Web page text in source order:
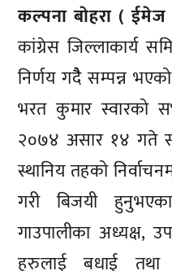
कल्पना बाेहरा (
कांग्रेस जिल्लाकार्य
निर्णय गदैैै सम्पन्न
भरत कुमार स्वारको
२०७४ असार १४ गते
स्थानिय तहको
गरी बिजयी
गाउपालीका अध्यक्ष,
हरुलाई बधाई तथा